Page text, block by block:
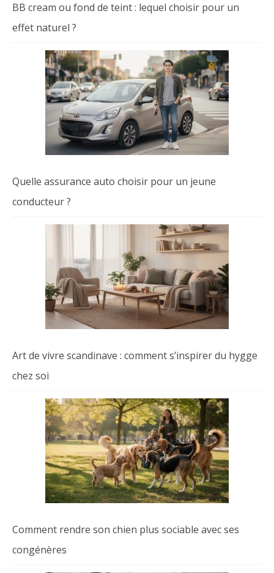
BB cream ou fond de teint : lequel choisir pour un
effet naturel ?
Quelle assurance auto choisir pour un jeune
conducteur ?
Art de vivre scandinave : comment s’inspirer du hygge
chez soi
Comment rendre son chien plus sociable avec ses
congénères